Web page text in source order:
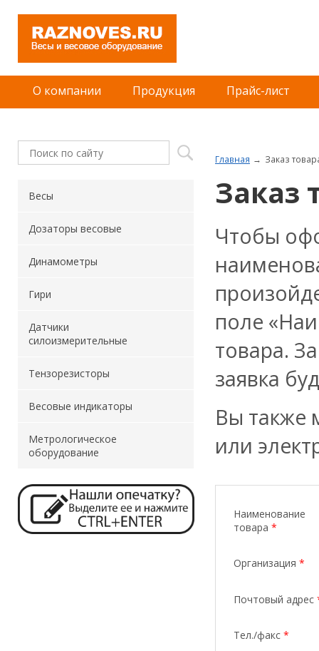
О компании Продукция Прайс-лист
Главная Заказ
Заказ
Чтобы
поле
товара.
заявка
Вы также
или
Наименование
товара *
Организация *
Почтовый адрес
Тел./факс *
Весы
Дозаторы весовые
Динамометры
Гири
Датчики
силоизмерительные
Тензорезисторы
Весовые индикаторы
Метрологическое
оборудование